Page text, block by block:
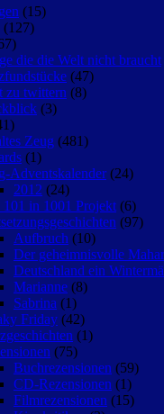
(15)
(127)
die die Welt nicht braucht
(47)
zu twittern (8)
(3)
Zeug (481)
(1)
Adventskalender (24)
2012 (24)
101 in 1001 Projekt (6)
(97)
Aufbruch (10)
Der geheimnisvolle
Deutschland ein
Marianne (8)
Sabrina (1)
Friday (42)
(1)
(75)
Buchrezensionen (59)
CD-Rezensionen (1)
Filmrezensionen (15)